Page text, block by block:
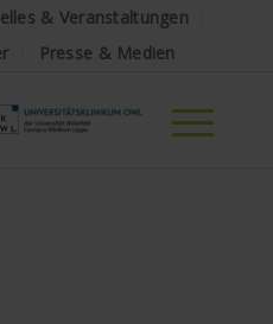
& Veranstaltungen
Presse & Medien